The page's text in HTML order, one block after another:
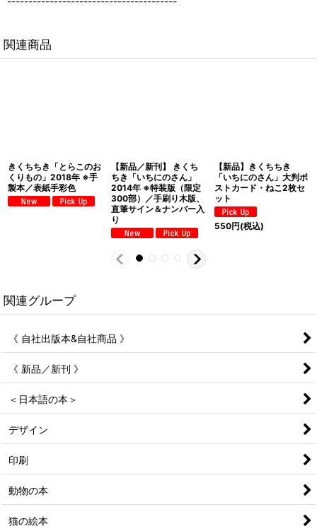
関連商品
きくちちき「とらこのお
くりもの」2018年 ※手
製本／表紙手彩色
【新品／新刊】 きくち
ちき「いちにのさん」
2014年 ※特装版（限定
300部）／手刷り木版、
直筆サイン＆ナンバー入
り
【新品】きくちちき
「いちにのさん」大判ポ
ストカード・ねこ2枚セ
ット
550円(税込)
関連グループ
《 自社出版本&自社商品 》
《 新品／新刊 》
＜日本語の本＞
デザイン
印刷
動物の本
猫の絵本